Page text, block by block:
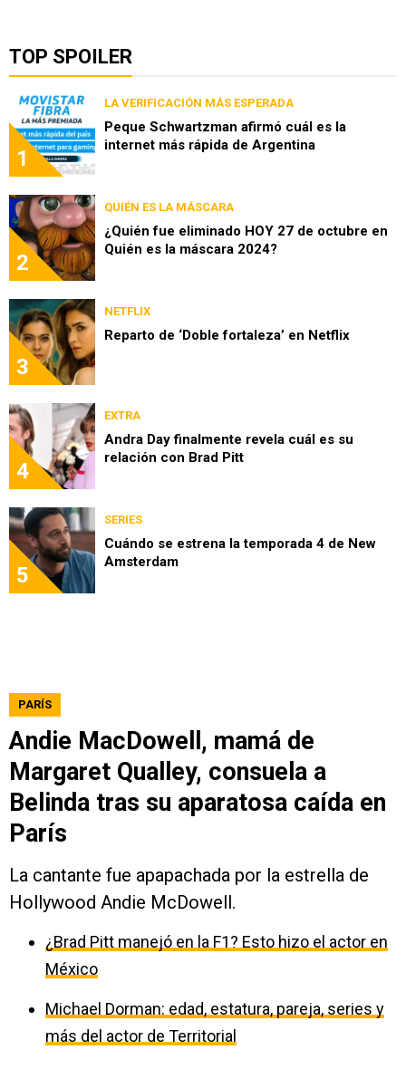
TOP SPOILER
1
LA VERIFICACIÓN MÁS ESPERADA
Peque Schwartzman afirmó cuál es la
internet más rápida de Argentina
2
QUIÉN ES LA MÁSCARA
¿Quién fue eliminado HOY 27 de octubre en
Quién es la máscara 2024?
3
NETFLIX
Reparto de ‘Doble fortaleza’ en Netflix
4
EXTRA
Andra Day finalmente revela cuál es su
relación con Brad Pitt
5
SERIES
Cuándo se estrena la temporada 4 de New
Amsterdam
PARÍS
Andie MacDowell, mamá de
Margaret Qualley, consuela a
Belinda tras su aparatosa caída en
París
La cantante fue apapachada por la estrella de
Hollywood Andie McDowell.
¿Brad Pitt manejó en la F1? Esto hizo el actor en
México
Michael Dorman: edad, estatura, pareja, series y
más del actor de Territorial